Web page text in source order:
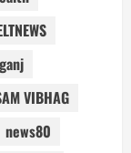
VIBHAG
news80